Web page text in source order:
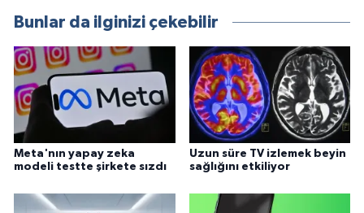
Bunlar da ilginizi çekebilir
Meta'nın yapay zeka
modeli testte şirkete sızdı
Uzun süre TV izlemek beyin
sağlığını etkiliyor